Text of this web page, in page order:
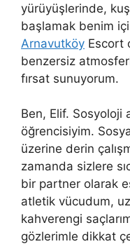
yürüyüşlerinde, kuş
başlamak benim
Arnavutköy Escort
benzersiz
fırsat sunuyorum.
Ben, Elif. Sosyoloji
öğrencisiyim.
üzerine derin
zamanda sizlere
bir partner olarak
atletik vücudum,
kahverengi
gözlerimle dikkat